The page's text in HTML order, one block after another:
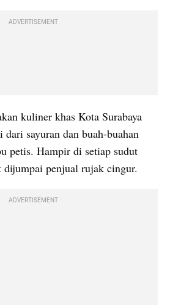
ADVERTISEMENT
kuliner khas Kota Surabaya
dari sayuran dan buah-buahan
petis. Hampir di setiap sudut
dijumpai penjual rujak cingur.
ADVERTISEMENT